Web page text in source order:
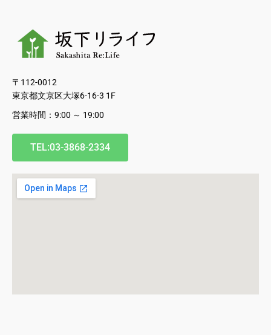
〒112-0012
東京都文京区大塚6-16-3 1F
営業時間：9:00 ～ 19:00
TEL:03-3868-2334